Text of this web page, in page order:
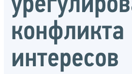
конфликта
интересов